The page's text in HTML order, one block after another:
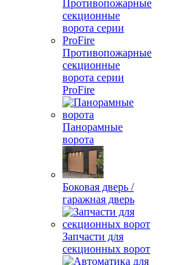
Противопожарные
секционные
ворота серии
ProFire
Панорамные
ворота
Боковая дверь /
гаражная дверь
Запчасти для
секционных ворот